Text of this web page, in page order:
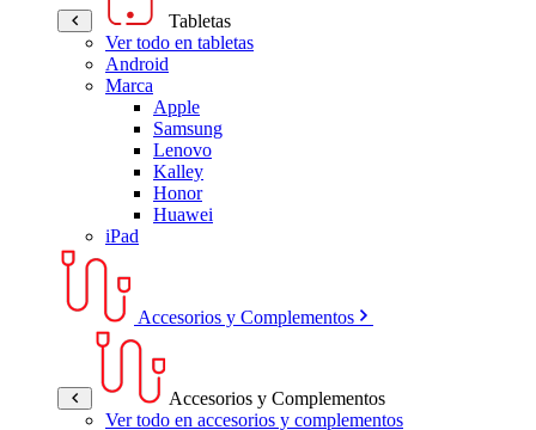
Tabletas
Ver todo en tabletas
Android
Marca
Apple
Samsung
Lenovo
Kalley
Honor
Huawei
iPad
Accesorios y Complementos
Accesorios y Complementos
Ver todo en accesorios y complementos